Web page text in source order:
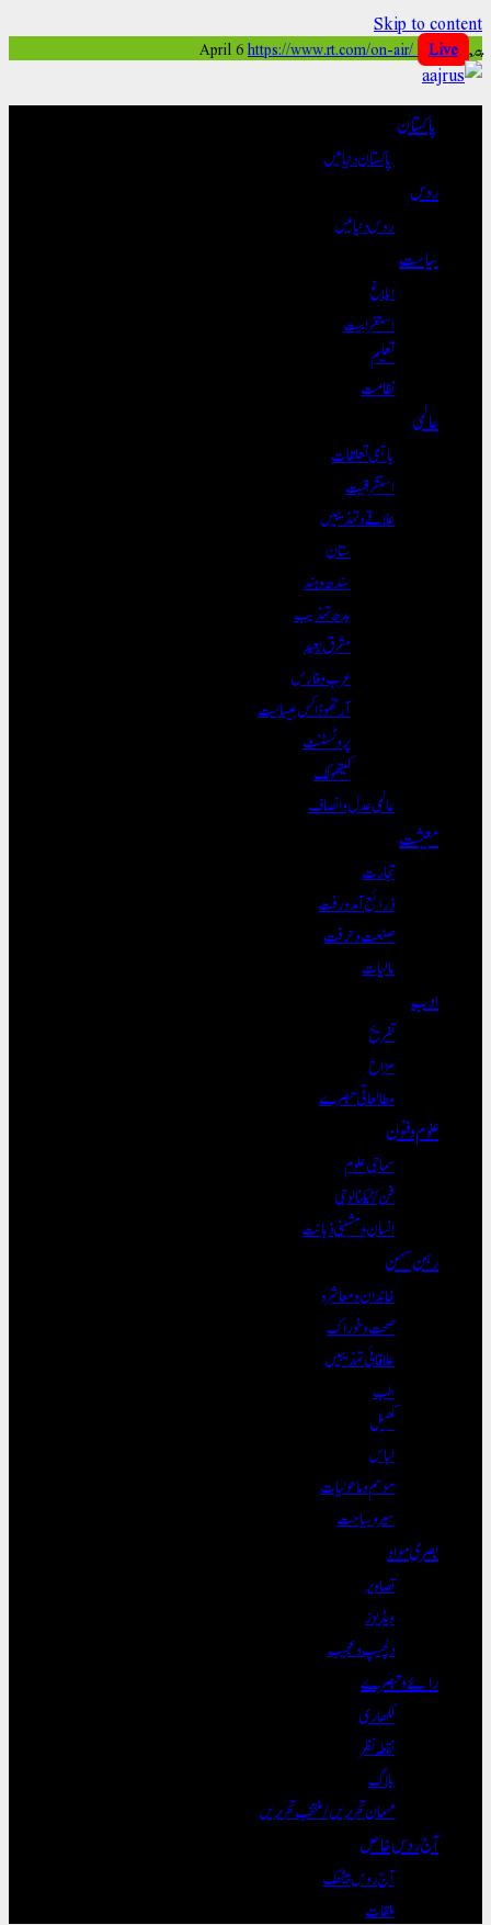
Skip to content
پیر, April 6 https://www.rt.com/on-air/ Live
پاکستان
پاکستان دنیا میں
روس
روس دنیا میں
سیاست
ابلاغ
استغرابیت
تعلیم
نظامت
عالمی
باہمی تعلقات
استشراقیت
علاقے و تہذیبیں
ستان
سندھ و ہند
بدھ تہذیب
مشرق بعید
عرب و فارس
آرتھوڈاکس عیسائیت
پروٹسٹنٹ
کیتھولک
عالمی عدل و انصاف
معیشت
تجارت
ذرائع آمدورفت
صنعت و حرفت
مالیات
ادب
تفریح
مزاح
مطالعاتی تبصرے
علوم و فنون
سماجی علوم
فن/ٹیکنالوجی
انسان و مشینی ذہانت
رہن سہن
خاندان و معاشرہ
صحت و خوراک
علاقائی تہذیبیں
طب
کھیل
لباس
موسم و ماحولیات
سیر و سیاحت
بصری مواد
تصاویر
ویڈیوز
دلچسپ و عجیب
رائے و تبصرے
لکھاری
نقطہ نظر
بلاگ
مہمان تحریریں / منتخب تحریریں
آج روس خاص
آج روس بیٹھک
ملقات